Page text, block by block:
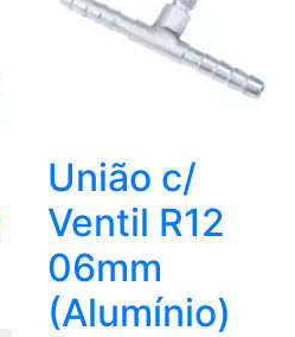
União c/
Ventil R12
06mm
(Alumínio)